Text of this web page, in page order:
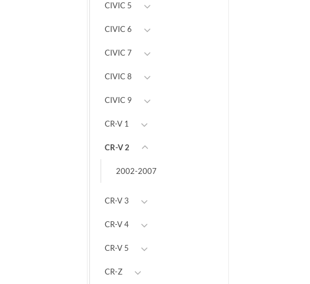
CIVIC 5
CIVIC 6
CIVIC 7
CIVIC 8
CIVIC 9
CR-V 1
CR-V 2
2002-2007
CR-V 3
CR-V 4
CR-V 5
CR-Z